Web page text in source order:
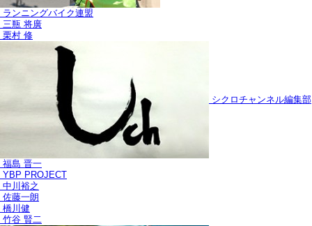
ランニングバイク連盟
三瓶 将廣
栗村 修
シクロチャンネル編集部
福島 晋一
YBP PROJECT
中川裕之
佐藤一朗
橋川健
竹谷 賢二